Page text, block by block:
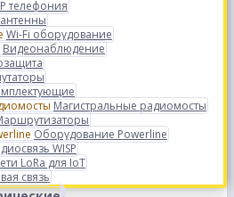
телефония
Wi-Fi оборудование
Видеонаблюдение
Магистральные радиомосты
Оборудование Powerline
WISP
LoRa для IoT
связь